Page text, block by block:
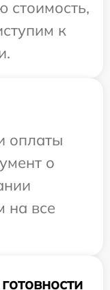
стоимость,
к
оплаты
о
на все